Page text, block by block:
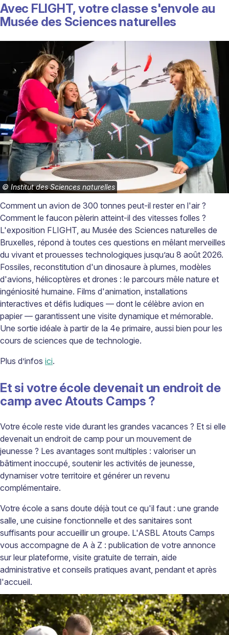
Avec FLIGHT, votre classe s'envole au
Musée des Sciences naturelles
© Institut des Sciences naturelles
Comment un avion de 300 tonnes peut-il rester en l'air ?
Comment le faucon pèlerin atteint-il des vitesses folles ?
L'exposition FLIGHT, au Musée des Sciences naturelles de
Bruxelles, répond à toutes ces questions en mêlant merveilles
du vivant et prouesses technologiques jusqu’au 8 août 2026.
Fossiles, reconstitution d'un dinosaure à plumes, modèles
d'avions, hélicoptères et drones : le parcours mêle nature et
ingéniosité humaine. Films d'animation, installations
interactives et défis ludiques — dont le célèbre avion en
papier — garantissent une visite dynamique et mémorable.
Une sortie idéale à partir de la 4e primaire, aussi bien pour les
cours de sciences que de technologie.
Plus d’infos ici.
Et si votre école devenait un endroit de
camp avec Atouts Camps ?
Votre école reste vide durant les grandes vacances ? Et si elle
devenait un endroit de camp pour un mouvement de
jeunesse ? Les avantages sont multiples : valoriser un
bâtiment inoccupé, soutenir les activités de jeunesse,
dynamiser votre territoire et générer un revenu
complémentaire.
Votre école a sans doute déjà tout ce qu'il faut : une grande
salle, une cuisine fonctionnelle et des sanitaires sont
suffisants pour accueillir un groupe. L'ASBL Atouts Camps
vous accompagne de A à Z : publication de votre annonce
sur leur plateforme, visite gratuite de terrain, aide
administrative et conseils pratiques avant, pendant et après
l'accueil.